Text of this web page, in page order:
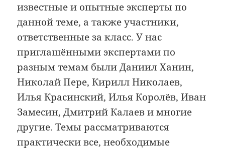
известные и опытные эксперты по
данной теме, а также участники,
ответственные за класс. У нас
приглашёнными экспертами по
разным темам были Даниил Ханин,
Николай Пере, Кирилл Николаев,
Илья Красинский, Илья Королёв, Иван
Замесин, Дмитрий Калаев и многие
другие. Темы рассматриваются
практически все, необходимые